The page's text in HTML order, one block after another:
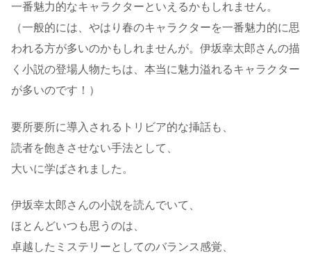
一番魅力的なキャラクターといえるかもしれません。
（一般的には、やはり春のキャラクターを一番魅力的に思
われる方が多いのかもしれませんが。伊坂幸太郎さんの描
く小説の登場人物たちは、本当に魅力溢れるキャラクター
が多いのです！）
要所要所に導入されるトリビア的な挿話も、
読者を飽きさせない手法として、
大いに学ばされました。
伊坂幸太郎さんの小説を読んでいて、
ほとんどいつも思うのは、
卓越したミステリーとしてのバランス感覚、